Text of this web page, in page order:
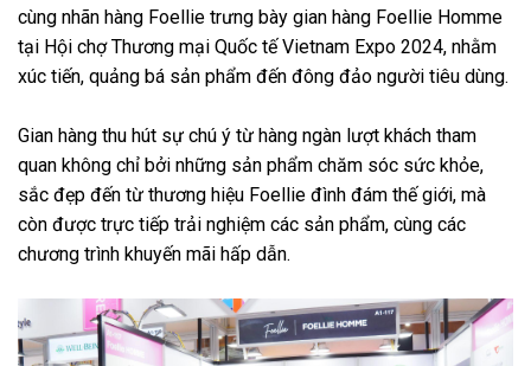
cùng nhãn hàng Foellie trưng bày gian hàng Foellie Homme
tại Hội chợ Thương mại Quốc tế Vietnam Expo 2024, nhằm
xúc tiến, quảng bá sản phẩm đến đông đảo người tiêu dùng.
Gian hàng thu hút sự chú ý từ hàng ngàn lượt khách tham
quan không chỉ bởi những sản phẩm chăm sóc sức khỏe,
sắc đẹp đến từ thương hiệu Foellie đình đám thế giới, mà
còn được trực tiếp trải nghiệm các sản phẩm, cùng các
chương trình khuyến mãi hấp dẫn.